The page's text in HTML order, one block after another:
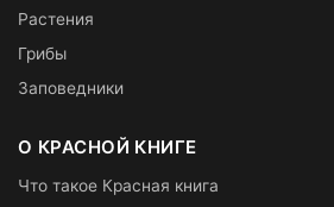
Растения
Грибы
Заповедники
О КРАСНОЙ КНИГЕ
Что такое Красная книга